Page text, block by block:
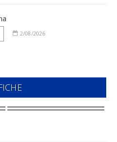
2/08/2026